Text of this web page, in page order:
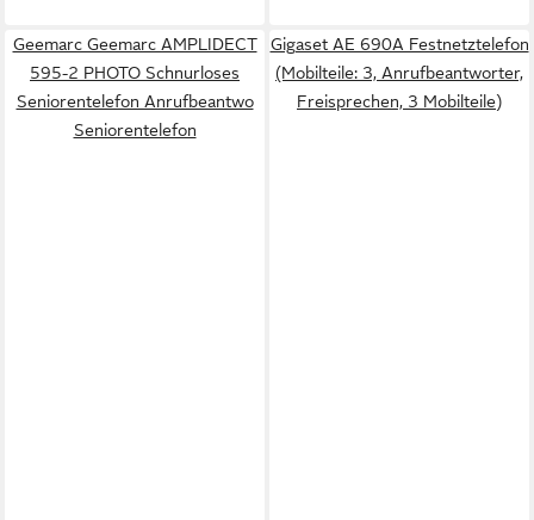
Geemarc Geemarc AMPLIDECT
595-2 PHOTO Schnurloses
Seniorentelefon Anrufbeantwo
Seniorentelefon
Gigaset AE 690A Festnetztelefon
(Mobilteile: 3, Anrufbeantworter,
Freisprechen, 3 Mobilteile)